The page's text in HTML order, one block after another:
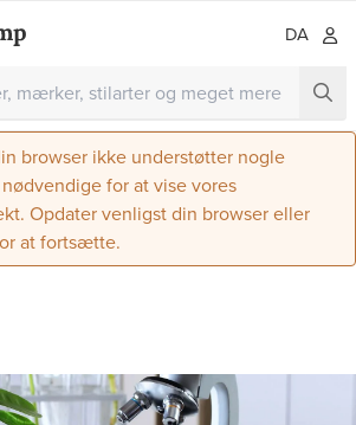
DA
browser ikke understøtter nogle
for at vise vores
Opdater venligst din browser eller
at fortsætte.